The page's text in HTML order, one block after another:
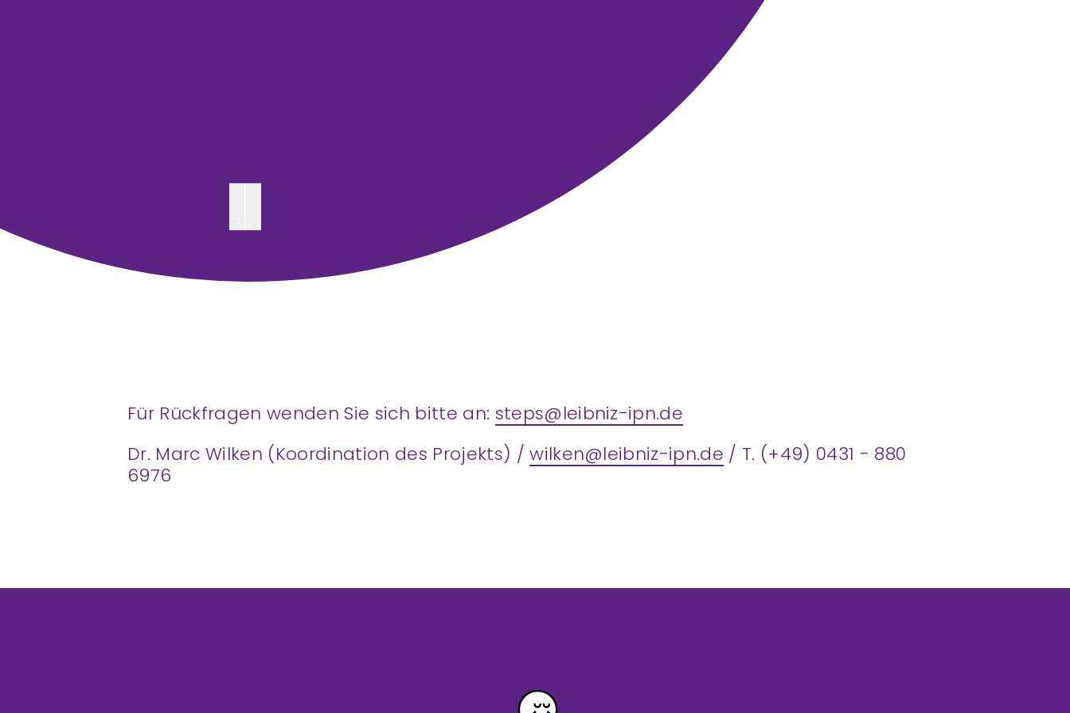
Für Rückfragen wenden Sie sich bitte an: steps@leibniz-ipn.de
Dr. Marc Wilken (Koordination des Projekts) /wilken@leibniz-ipn.de / T. (+49) 0431 - 880
6976